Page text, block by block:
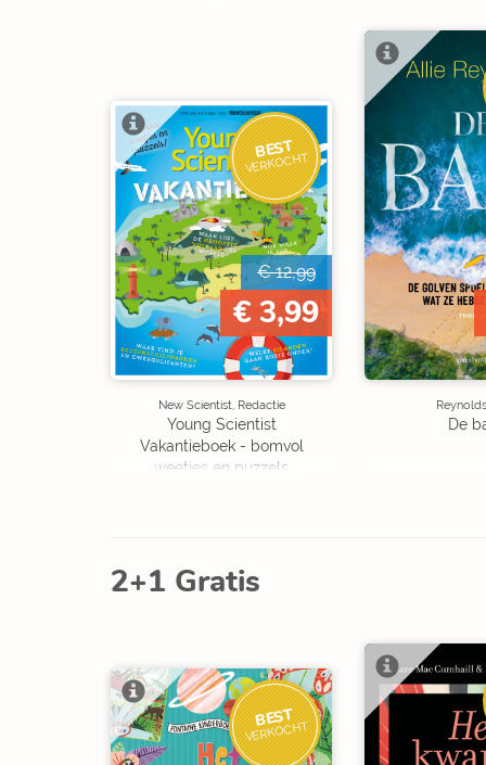
BEST
VERKOCHT
€ 12,99
€ 3,99
New Scientist, Redactie
Young Scientist
Vakantieboek - bomvol
weetjes en puzzels
De
2+1 Gratis
BEST
VERKOCHT